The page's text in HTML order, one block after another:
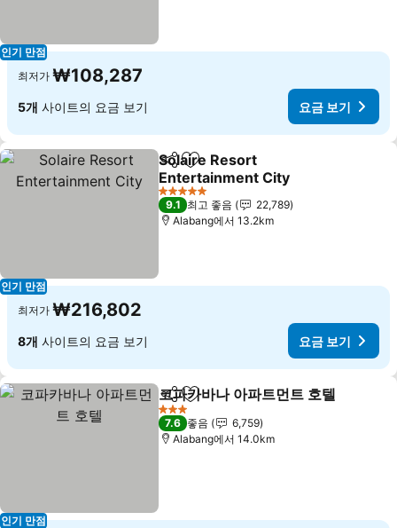
인기 만점
최저가 ₩108,287
5개 사이트의 요금 보기 요금 보기
인기 만점
공유 즐겨찾기에 추가
Solaire Resort
Entertainment City
5 성급
9.1 최고 좋음
22,789
Alabang에서 13.2km
최저가 ₩216,802
8개 사이트의 요금 보기 요금 보기
인기 만점
공유 즐겨찾기에 추가
코파카바나 아파트먼트 호텔
3 성급
7.6 좋음
6,759
Alabang에서 14.0km